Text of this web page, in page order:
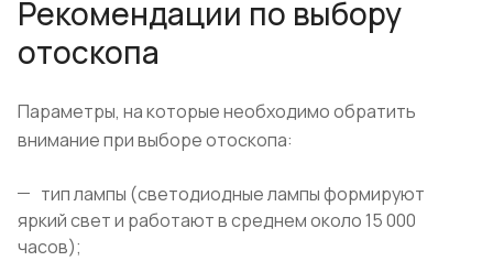
Рекомендации по выбору
отоскопа
Параметры, на которые необходимо обратить
внимание при выборе отоскопа:
тип лампы (светодиодные лампы формируют
яркий свет и работают в среднем около 15 000
часов);